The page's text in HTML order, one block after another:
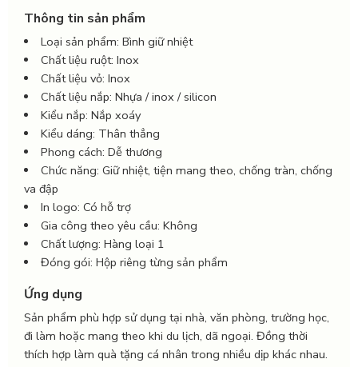
Thông tin sản phẩm
Loại sản phẩm: Bình giữ nhiệt
Chất liệu ruột: Inox
Chất liệu vỏ: Inox
Chất liệu nắp: Nhựa / inox / silicon
Kiểu nắp: Nắp xoáy
Kiểu dáng: Thân thẳng
Phong cách: Dễ thương
Chức năng: Giữ nhiệt, tiện mang theo, chống tràn, chống
va đập
In logo: Có hỗ trợ
Gia công theo yêu cầu: Không
Chất lượng: Hàng loại 1
Đóng gói: Hộp riêng từng sản phẩm
Ứng dụng
Sản phẩm phù hợp sử dụng tại nhà, văn phòng, trường học,
đi làm hoặc mang theo khi du lịch, dã ngoại. Đồng thời
thích hợp làm quà tặng cá nhân trong nhiều dịp khác nhau.